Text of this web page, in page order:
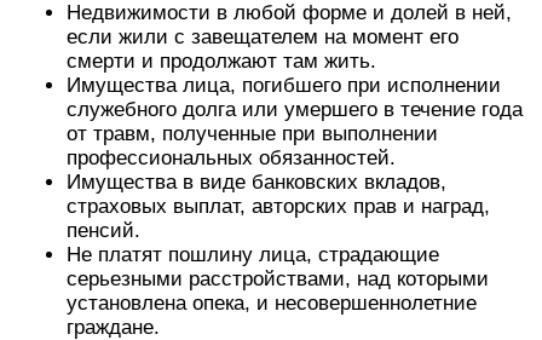
Недвижимости в любой форме и долей в ней,
если жили с завещателем на момент его
смерти и продолжают там жить.
Имущества лица, погибшего при исполнении
служебного долга или умершего в течение года
от травм, полученные при выполнении
профессиональных обязанностей.
Имущества в виде банковских вкладов,
страховых выплат, авторских прав и наград,
пенсий.
Не платят пошлину лица, страдающие
серьезными расстройствами, над которыми
установлена опека, и несовершеннолетние
граждане.